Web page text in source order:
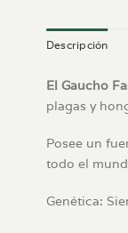
Descripción
El Gaucho
plagas y
Posee un
todo el
Genética: